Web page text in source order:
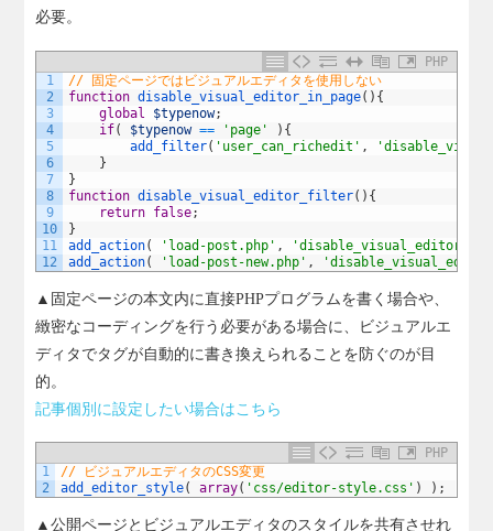
必要。
PHP
1
2
3
4
5
6
7
8
9
10
11
12
// 固定ページではビジュアルエディタを使用しない
function disable_visual_editor_in_page( ) {
global
$typenow;
if( $typenow == 'page' ) {
add_filter( 'user_can_richedit' ,
}
}
function disable_visual_editor_filter( ) {
return false;
}
add_action( 'load-post.php' ,
add_action( 'load-post-new.php' ,
▲固定ページの本文内に直接PHPプログラムを書く場合や、
緻密なコーディングを行う必要がある場合に、ビジュアルエ
ディタでタグが自動的に書き換えられることを防ぐのが目
的。
記事個別に設定したい場合はこちら
PHP
1
2
// ビジュアルエディタのCSS変更
add_editor_style( array( 'css/editor-style.css' ) ) ;
▲公開ページとビジュアルエディタのスタイルを共有させれ